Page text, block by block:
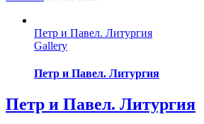
Петр и Павел. Литургия
Gallery
Петр и Павел. Литургия
Петр и Павел. Литургия